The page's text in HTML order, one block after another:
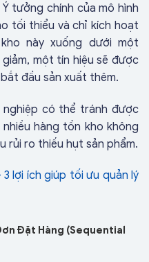
tưởng chính của mô hình
tối thiểu và chỉ kích hoạt
này xuống dưới một
một tín hiệu sẽ được
đầu sản xuất thêm.
nghiệp có thể tránh được
hàng tồn kho không
rủi ro thiếu hụt sản phẩm.
lợi ích giúp tối ưu quản lý
Đặt Hàng (Sequential